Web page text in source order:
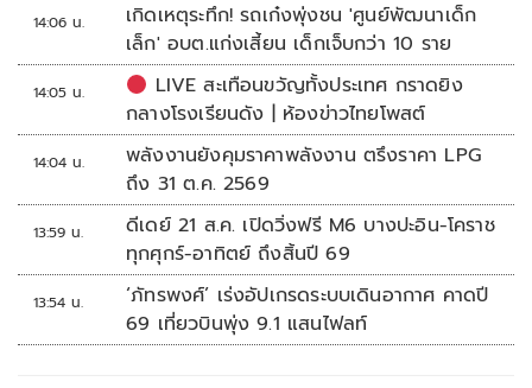
14:06 น.
เกิดเหตุระทึก! รถเก๋งพุ่งชน 'ศูนย์พัฒนาเด็ก
เล็ก' อบต.แก่งเสี้ยน เด็กเจ็บกว่า 10 ราย
14:05 น.
LIVE สะเทือนขวัญทั้งประเทศ กราดยิง
กลางโรงเรียนดัง | ห้องข่าวไทยโพสต์
14:04 น.
พลังงานยังคุมราคาพลังงาน ตรึงราคา LPG
ถึง 31 ต.ค. 2569
13:59 น.
ดีเดย์ 21 ส.ค. เปิดวิ่งฟรี M6 บางปะอิน-โคราช
ทุกศุกร์-อาทิตย์ ถึงสิ้นปี 69
13:54 น.
‘ภัทรพงศ์’ เร่งอัปเกรดระบบเดินอากาศ คาดปี
69 เที่ยวบินพุ่ง 9.1 แสนไฟลท์